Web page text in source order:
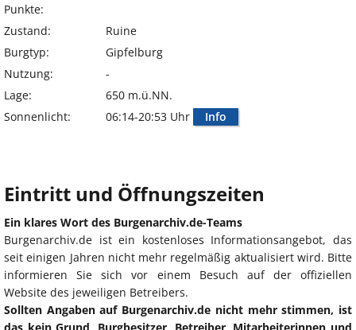
Punkte:
Zustand:
Ruine
Burgtyp:
Gipfelburg
Nutzung:
-
Lage:
650 m.ü.NN.
Sonnenlicht:
06:14-20:53 Uhr Info
Eintritt und Öffnungszeiten
Ein klares Wort des Burgenarchiv.de-Teams
Burgenarchiv.de ist ein kostenloses Informationsangebot, das
seit einigen Jahren nicht mehr regelmäßig aktualisiert wird. Bitte
informieren Sie sich vor einem Besuch auf der offiziellen
Website des jeweiligen Betreibers.
Sollten Angaben auf Burgenarchiv.de nicht mehr stimmen, ist